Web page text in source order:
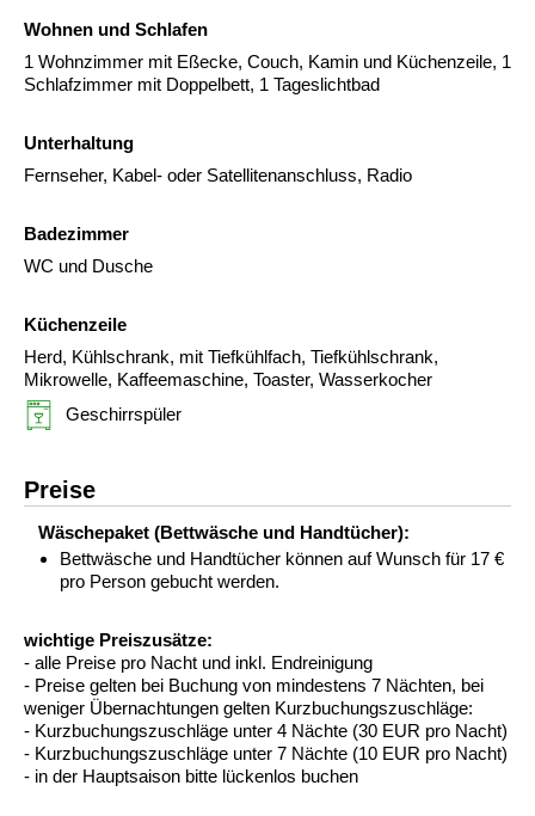
Wohnen und Schlafen
1 Wohnzimmer mit Eßecke, Couch, Kamin und Küchenzeile, 1
Schlafzimmer mit Doppelbett, 1 Tageslichtbad
Unterhaltung
Fernseher, Kabel- oder Satellitenanschluss, Radio
Badezimmer
WC und Dusche
Küchenzeile
Herd, Kühlschrank, mit Tiefkühlfach, Tiefkühlschrank,
Mikrowelle, Kaffeemaschine, Toaster, Wasserkocher
Geschirrspüler
Preise
Wäschepaket (Bettwäsche und Handtücher):
Bettwäsche und Handtücher können auf Wunsch für 17 €
pro Person gebucht werden.
wichtige Preiszusätze:
- alle Preise pro Nacht und inkl. Endreinigung
- Preise gelten bei Buchung von mindestens 7 Nächten, bei
weniger Übernachtungen gelten Kurzbuchungszuschläge:
- Kurzbuchungszuschläge unter 4 Nächte (30 EUR pro Nacht)
- Kurzbuchungszuschläge unter 7 Nächte (10 EUR pro Nacht)
- in der Hauptsaison bitte lückenlos buchen